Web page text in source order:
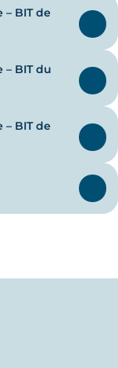
– BIT de
– BIT du
– BIT de